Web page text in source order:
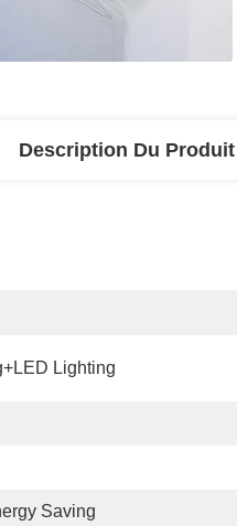
Description Du Produit
Lighting
Saving